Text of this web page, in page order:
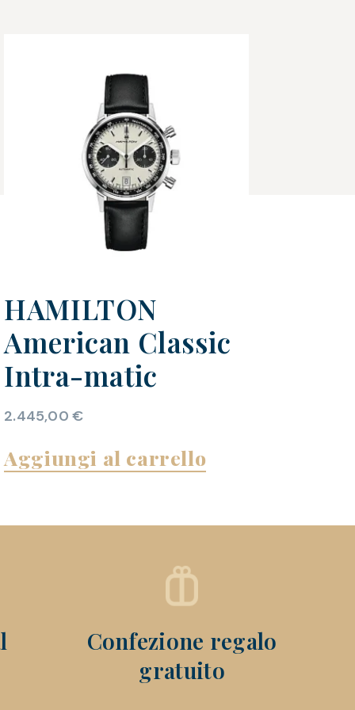
HAMILTON
American Classic
Intra-matic
2.445,00€
Aggiungi al carrello
Confezione regalo
gratuito